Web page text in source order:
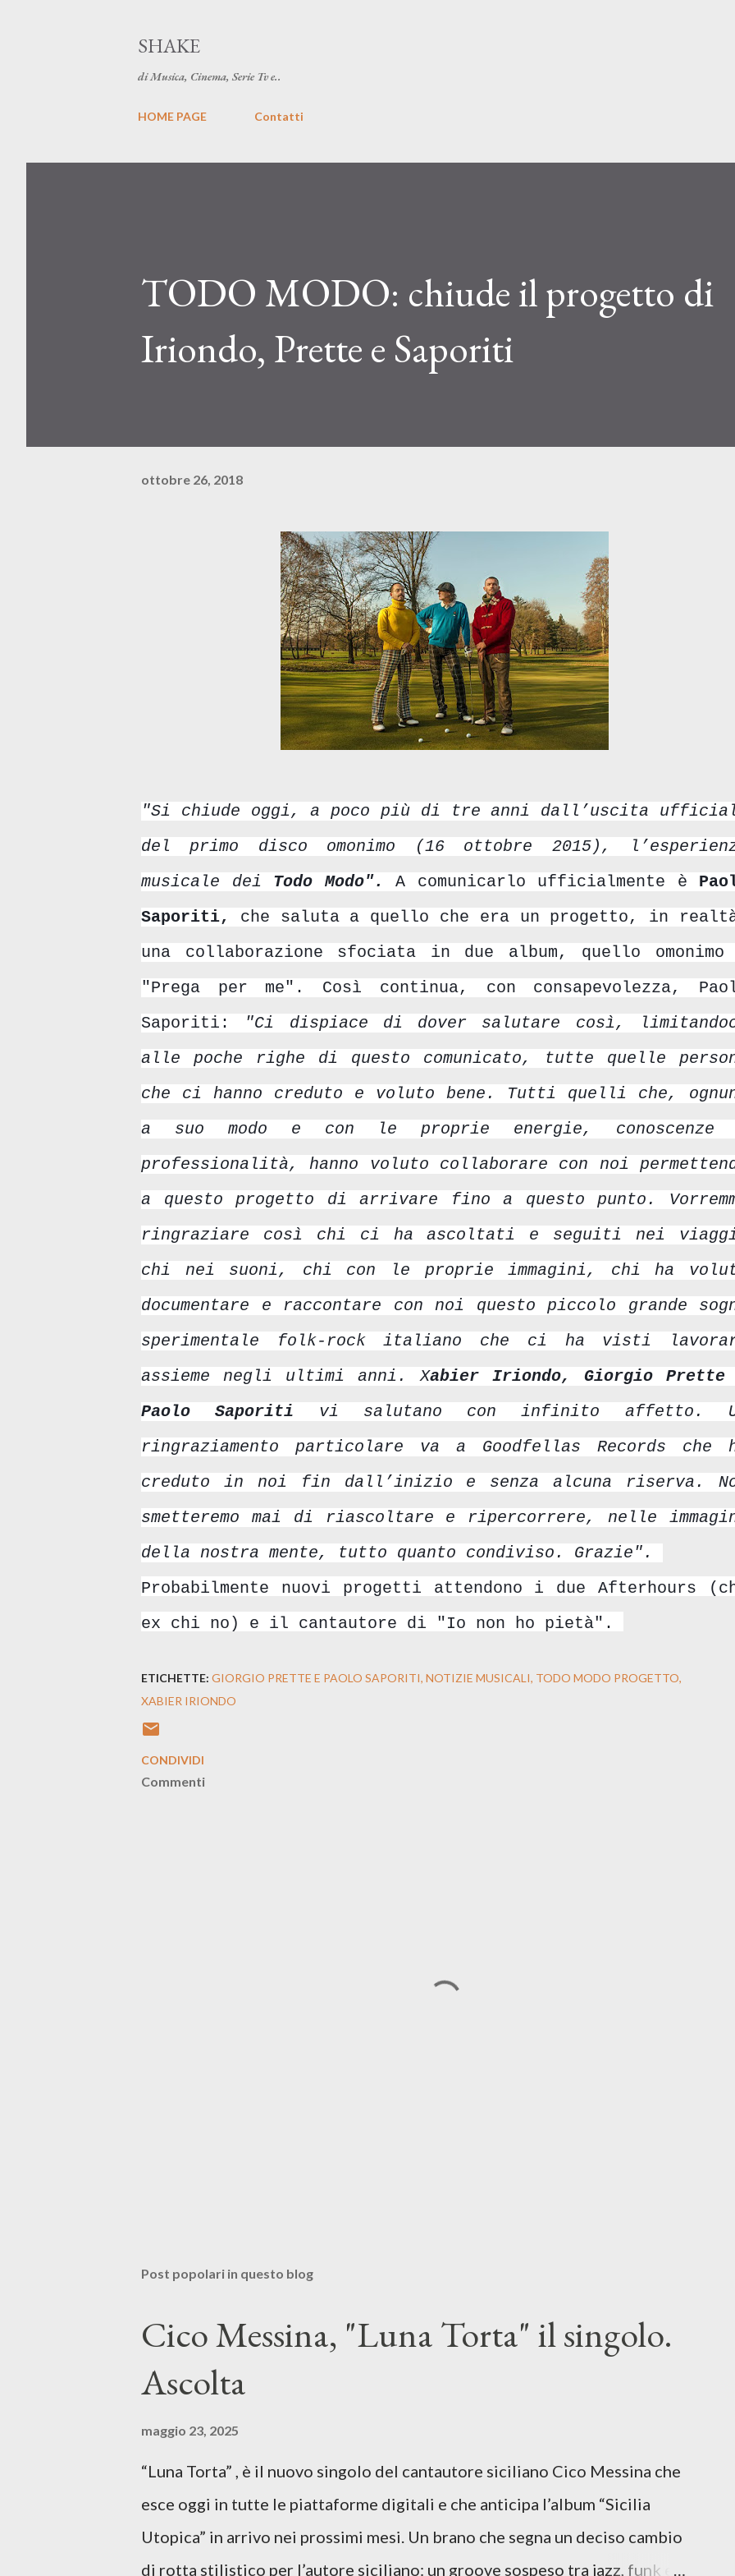
SHAKE
di Musica, Cinema, Serie Tv e..
HOME PAGE Contatti
TODO MODO: chiude il progetto di
Iriondo, Prette e Saporiti
ottobre 26, 2018
"Si chiude oggi, a poco più di tre anni dall’uscita
del primo disco omonimo (16 ottobre 2015),
musicale dei Todo Modo". A comunicarlo ufficialmente è
Saporiti,
che saluta a quello che era un progetto, in
una collaborazione sfociata in due album, quello omonimo
"Prega per me". Così continua, con consapevolezza,
Saporiti:
"Ci dispiace di dover salutare così,
alle poche righe di questo comunicato, tutte quelle
che ci hanno creduto e voluto bene. Tutti quelli che,
a suo modo e con le proprie energie, conoscenze
professionalità, hanno voluto collaborare con noi
a questo progetto di arrivare fino a questo punto.
ringraziare così chi ci ha ascoltati e seguiti nei
chi nei suoni, chi con le proprie immagini, chi ha
documentare e raccontare con noi questo piccolo grande
sperimentale folk-rock italiano che ci ha visti
assieme negli ultimi anni. Xabier Iriondo, Giorgio Prette
Paolo Saporiti vi salutano con infinito affetto.
ringraziamento particolare va a Goodfellas Records che
creduto in noi fin dall’inizio e senza alcuna riserva.
smetteremo mai di riascoltare e ripercorrere, nelle
della nostra mente, tutto quanto condiviso. Grazie".
Probabilmente nuovi progetti attendono i due Afterhours
ex chi no) e il cantautore di "Io non ho pietà".
ETICHETTE: GIORGIO PRETTE E PAOLO SAPORITI NOTIZIE MUSICALI TODO MODO PROGETTO
XABIER IRIONDO
CONDIVIDI
Commenti
Post popolari in questo blog
Cico Messina, "Luna Torta" il singolo.
Ascolta
maggio 23, 2025
“Luna Torta” , è il nuovo singolo del cantautore siciliano Cico Messina che
esce oggi in tutte le piattaforme digitali e che anticipa l’album “Sicilia
Utopica” in arrivo nei prossimi mesi. Un brano che segna un deciso cambio
di rotta stilistico per l’autore siciliano: un groove sospeso tra jazz, funk e